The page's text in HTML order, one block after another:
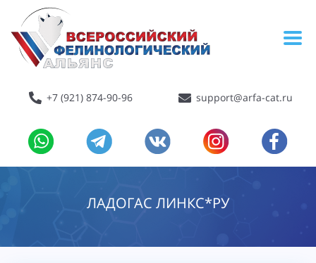
+7 (921) 874-90-96 support@arfa-cat.ru
ЛАДОГАС ЛИНКС*РУ